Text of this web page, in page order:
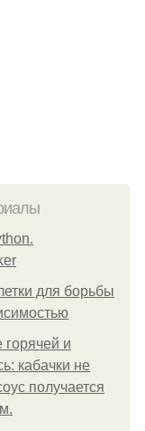
для борьбы
и
кабачки не
получается